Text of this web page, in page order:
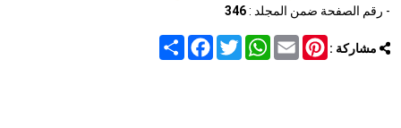
- رقم الصفحة ضمن المجلد :346
مشاركة : Share
FacebookTwitter
WhatsAppEmail
Pinterest